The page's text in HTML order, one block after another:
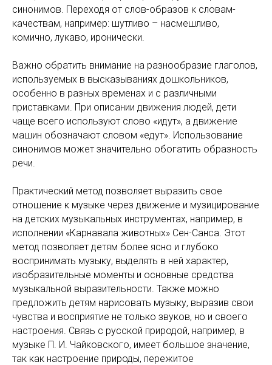
синонимов. Переходя от слов-образов к словам-
качествам, например: шутливо – насмешливо,
комично, лукаво, иронически.
Важно обратить внимание на разнообразие глаголов,
используемых в высказываниях дошкольников,
особенно в разных временах и с различными
приставками. При описании движения людей, дети
чаще всего используют слово «идут», а движение
машин обозначают словом «едут». Использование
синонимов может значительно обогатить образность
речи.
Практический метод позволяет выразить свое
отношение к музыке через движение и музицирование
на детских музыкальных инструментах, например, в
исполнении «Карнавала животных» Сен-Санса. Этот
метод позволяет детям более ясно и глубоко
воспринимать музыку, выделять в ней характер,
изобразительные моменты и основные средства
музыкальной выразительности. Также можно
предложить детям нарисовать музыку, выразив свои
чувства и восприятие не только звуков, но и своего
настроения. Связь с русской природой, например, в
музыке П. И. Чайковского, имеет большое значение,
так как настроение природы, пережитое